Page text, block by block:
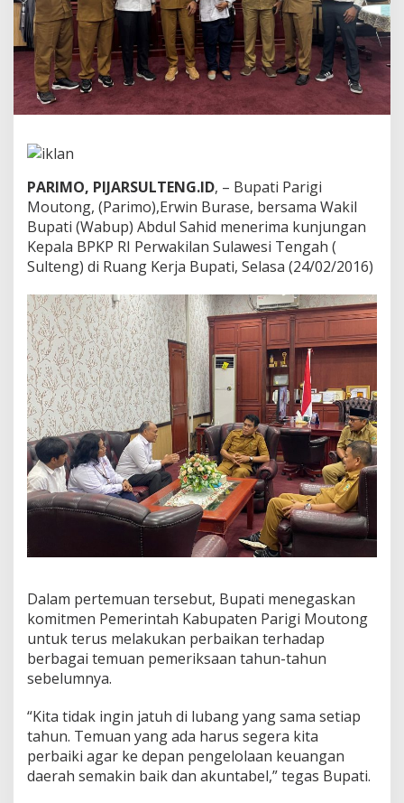
r
a
k
i
l
a
t
e
n
D
i
a
m
b
u
t
H
a
n
g
a
t
B
u
p
a
a
n
W
a
b
P
a
r
i
m
PARIMO, PIJARSULTENG.ID, – Bupati Parigi
Moutong, (Parimo),Erwin Burase, bersama Wakil
Bupati (Wabup) Abdul Sahid menerima kunjungan
Kepala BPKP RI Perwakilan Sulawesi Tengah (
Sulteng) di Ruang Kerja Bupati, Selasa (24/02/2016)
Dalam pertemuan tersebut, Bupati menegaskan
komitmen Pemerintah Kabupaten Parigi Moutong
untuk terus melakukan perbaikan terhadap
berbagai temuan pemeriksaan tahun-tahun
sebelumnya.
“Kita tidak ingin jatuh di lubang yang sama setiap
tahun. Temuan yang ada harus segera kita
perbaiki agar ke depan pengelolaan keuangan
daerah semakin baik dan akuntabel,” tegas Bupati.